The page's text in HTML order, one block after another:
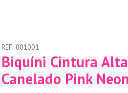
REF: 001001
Biquíni Cintura
Canelado Pink Neon